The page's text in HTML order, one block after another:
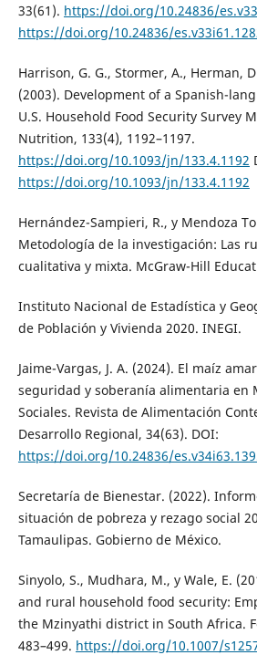
33(61). https://doi.org/10.24836/
https://doi.org/10.24836/
Harrison, G. G., Stormer, A., Herman,
(2003). Development of a Spanish-
U.S. Household Food Security Survey
Nutrition, 133(4), 1192–1197.
https://doi.org/10.1093/jn/133.4.1192
https://doi.org/10.1093/jn/133.4.1192
Hernández-Sampieri, R., y Mendoza
Metodología de la investigación: Las
cualitativa y mixta. McGraw-Hill
Instituto Nacional de Estadística y
de Población y Vivienda 2020. INEGI.
Jaime-Vargas, J. A. (2024). El maíz
seguridad y soberanía alimentaria en
Sociales. Revista de Alimentación
Desarrollo Regional, 34(63). DOI:
https://doi.org/10.24836/
Secretaría de Bienestar. (2022).
situación de pobreza y rezago social
Tamaulipas. Gobierno de México.
Sinyolo, S., Mudhara, M., y Wale, E.
and rural household food security:
the Mzinyathi district in South Africa.
483–499. https://doi.org/10.1007/